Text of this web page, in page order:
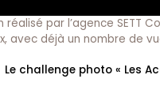
réalisé par l’agence SETT
avec déjà un nombre de
Le challenge photo « Les